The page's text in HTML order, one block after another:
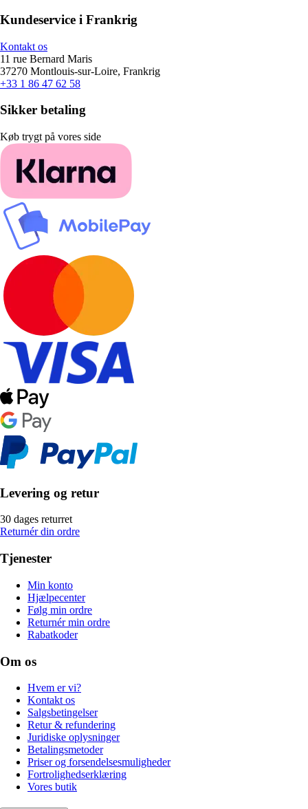
Kundeservice i Frankrig
Kontakt os
11 rue Bernard Maris
37270 Montlouis-sur-Loire, Frankrig
+33 1 86 47 62 58
Sikker betaling
Køb trygt på vores side
Levering og retur
30 dages returret
Returnér din ordre
Tjenester
Min konto
Hjælpecenter
Følg min ordre
Returnér min ordre
Rabatkoder
Om os
Hvem er vi?
Kontakt os
Salgsbetingelser
Retur & refundering
Juridiske oplysninger
Betalingsmetoder
Priser og forsendelsesmuligheder
Fortrolighedserklæring
Vores butik